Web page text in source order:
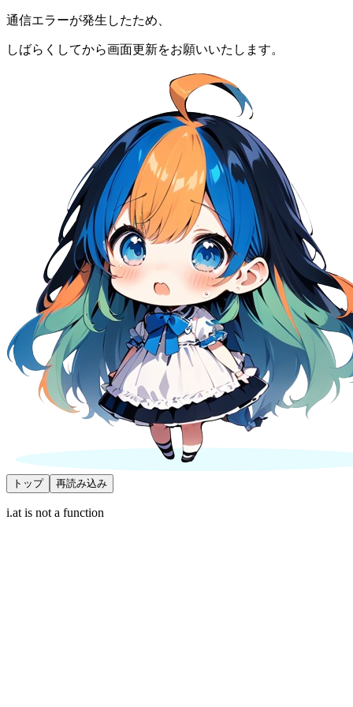
通信エラーが発生したため、
しばらくしてから画面更新をお願いいたします。
トップ 再読み込み
i.at is not a function